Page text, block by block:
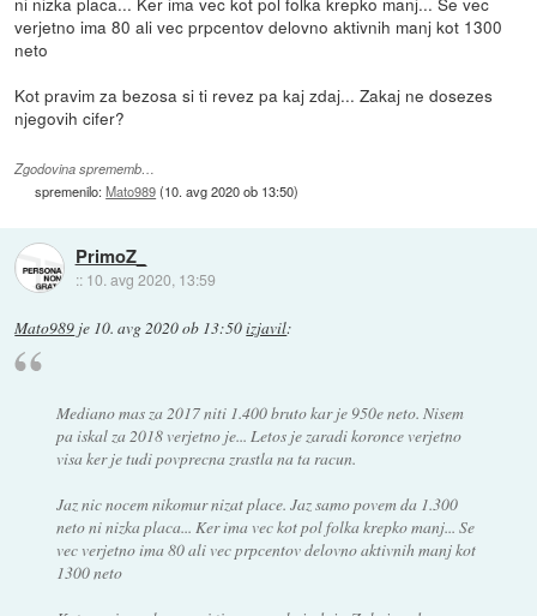
verjetno ima 80 ali vec prpcentov delovno aktivnih manj kot 1300
neto
Kot pravim za bezosa si ti revez pa kaj zdaj... Zakaj ne dosezes
njegovih cifer?
Zgodovina sprememb…
spremenilo:Mato989(10. avg 2020 ob 13:50)
PrimoZ_
:: 10. avg 2020, 13:59
Mato989 je 10. avg 2020 ob 13:50izjavil:
Mediano mas za 2017 niti 1.400 bruto kar je 950e neto. Nisem
pa iskal za 2018 verjetno je... Letos je zaradi koronce verjetno
visa ker je tudi povprecna zrastla na ta racun.
Jaz nic nocem nikomur nizat place. Jaz samo povem da 1.300
neto ni nizka placa... Ker ima vec kot pol folka krepko manj... Se
vec verjetno ima 80 ali vec prpcentov delovno aktivnih manj kot
1300 neto